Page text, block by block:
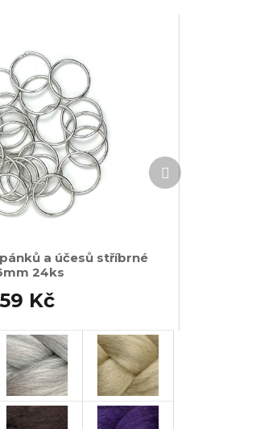
a účesů stříbrné
24ks
59 Kč
Další
produkt